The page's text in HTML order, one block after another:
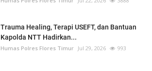
Trauma Healing, Terapi USEFT, dan Bantuan
Kapolda NTT Hadirkan...
Humas Polres Flores Timur Jul 29, 2026 993